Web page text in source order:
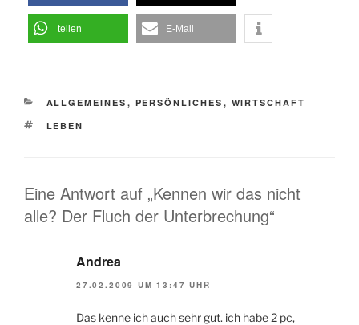
teilen E-Mail
KATEGORIEN
ALLGEMEINES , PERSÖNLICHES , WIRTSCHAFT
SCHLAGWÖRTER
LEBEN
Eine Antwort auf „Kennen wir das nicht
alle? Der Fluch der Unterbrechung“
Andrea
27.02.2009 UM 13:47 UHR
Das kenne ich auch sehr gut. ich habe 2 pc,